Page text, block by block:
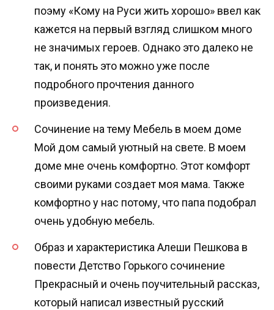
поэму «Кому на Руси жить хорошо» ввел как
кажется на первый взгляд слишком много
не значимых героев. Однако это далеко не
так, и понять это можно уже после
подробного прочтения данного
произведения.
Сочинение на тему Мебель в моем доме
Мой дом самый уютный на свете. В моем
доме мне очень комфортно. Этот комфорт
своими руками создает моя мама. Также
комфортно у нас потому, что папа подобрал
очень удобную мебель.
Образ и характеристика Алеши Пешкова в
повести Детство Горького сочинение
Прекрасный и очень поучительный рассказ,
который написал известный русский